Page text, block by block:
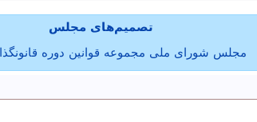
تصمیم‌های مجلس
مجلس شورای ملی مجموعه قوانین دوره